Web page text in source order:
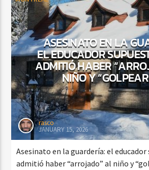
ASESINATO EN LA
EL EDUCADOR
ADMITIÓ HABER
NIÑO Y
rasco
JANUARY 15, 2026
Asesinato en la guardería: el
admitió haber “arrojado” al niño y